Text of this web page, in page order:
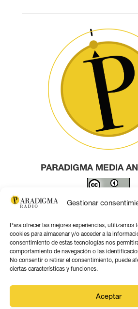
Gestionar
Para ofrecer las mejores experiencias, utilizamos
cookies para almacenar y/o acceder a la
consentimiento de estas tecnologías nos
comportamiento de navegación o las
No consentir o retirar el consentimiento, puede
ciertas características y funciones.
Aceptar
PARADIGMA MEDIA
Este obra está bajo una licencia de
Contacto por
Aviso legal